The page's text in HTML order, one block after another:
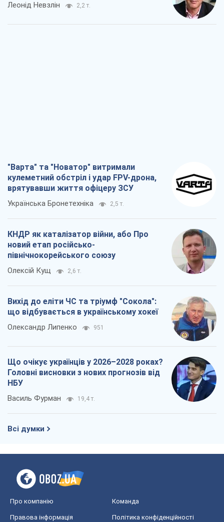
Леонід Невзлін 2,2 т.
"Варта" та "Новатор" витримали
кулеметний обстріл і удар FPV-дрона,
врятувавши життя офіцеру ЗСУ
Українська Бронетехніка 2,5 т.
КНДР як каталізатор війни, або Про
новий етап російсько-
північнокорейського союзу
Олексій Кущ 2,6 т.
Вихід до еліти ЧС та тріумф "Сокола":
що відбувається в українському хокеї
Олександр Липенко 951
Що очікує українців у 2026–2028 роках?
Головні висновки з нових прогнозів від
НБУ
Василь Фурман 19,4 т.
Всі думки
Про компанію Команда
Правова інформація Політика конфіденційності